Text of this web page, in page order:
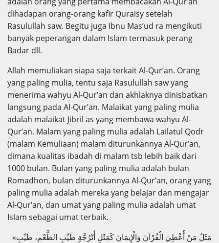
dihadapan orang-orang kafir Quraisy setelah
Rasulullah saw. Begitu juga Ibnu Mas’ud ra mengikuti
banyak peperangan dalam Islam termasuk perang
Badar dll.
Allah memuliakan siapa saja terkait Al-Qur’an. Orang
yang paling mulia, tentu saja Rasulullah saw yang
menerima wahyu Al-Qur’an dan akhlaknya dinisbatkan
langsung pada Al-Qur’an. Malaikat yang paling mulia
adalah malaikat Jibril as yang membawa wahyu Al-
Qur’an. Malam yang paling mulia adalah Lailatul Qodr
(malam Kemuliaan) malam diturunkannya Al-Qur’an,
dimana kualitas ibadah di malam tsb lebih baik dari
1000 bulan. Bulan yang paling mulia adalah bulan
Romadhon, bulan diturunkannya Al-Qur’an, orang yang
paling mulia adalah mereka yang belajar dan mengajar
Al-Qur’an, dan umat yang paling mulia adalah umat
Islam sebagai umat terbaik.
«مَثَلُ مَنْ أُعْطِيَ الْقُرْآنَ وَالْإِيمَانَ كَمَثَلِ أُتْرُجَّةٍ طَيِّبِ الطَّعْمِ، طَيِّبِ